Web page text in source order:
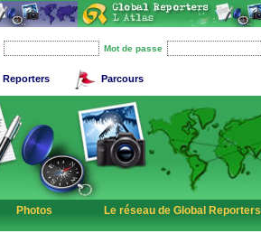
Mot de passe
Reporters Parcours
Photos Le réseau de Global Reporters